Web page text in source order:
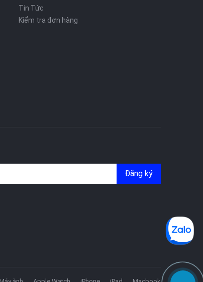
Tin Tức
Kiểm tra đơn hàng
Đăng ký